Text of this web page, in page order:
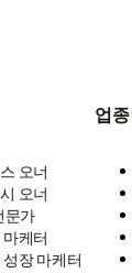
오너
오너
문가
케터
성장 마케터
업종